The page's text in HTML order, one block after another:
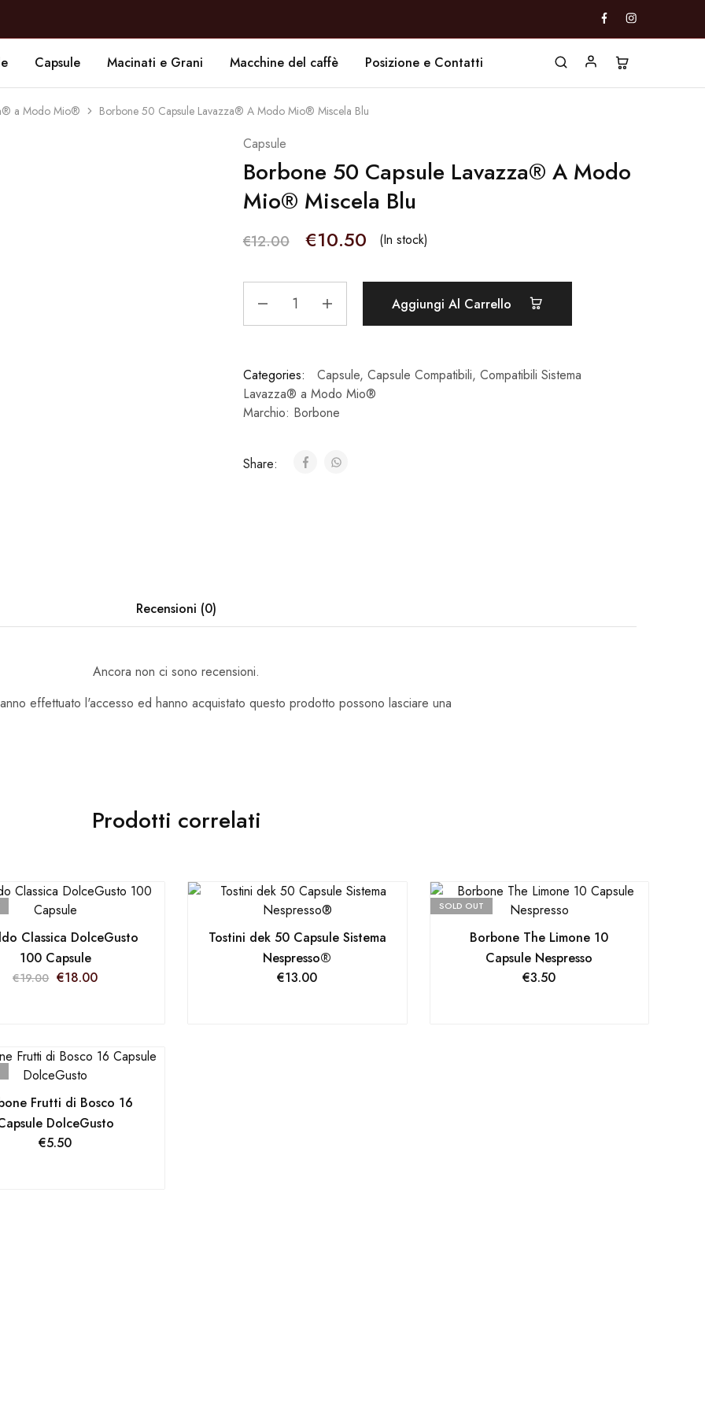
Capsule Macinati e Grani Macchine del caffè Posizione e Contatti
a Modo Mio® Borbone 50 Capsule Lavazza® A Modo Mio® Miscela Blu
Capsule
Borbone 50 Capsule Lavazza® A Modo
Mio® Miscela Blu
€12.00 €10.50 (In stock)
Aggiungi Al Carrello
Categories: Capsule, Capsule Compatibili, Compatibili Sistema
Lavazza® a Modo Mio®
Marchio: Borbone
Share:
Recensioni (0)
Ancora non ci sono recensioni.
effettuato l'accesso ed hanno acquistato questo prodotto possono lasciare una
Prodotti correlati
Classica DolceGusto
100 Capsule
€19.00 €18.00
Tostini dek 50 Capsule Sistema
Nespresso®
€13.00
SOLD OUT
Borbone The Limone 10
Capsule Nespresso
€3.50
Frutti di Bosco 16
DolceGusto
€5.50